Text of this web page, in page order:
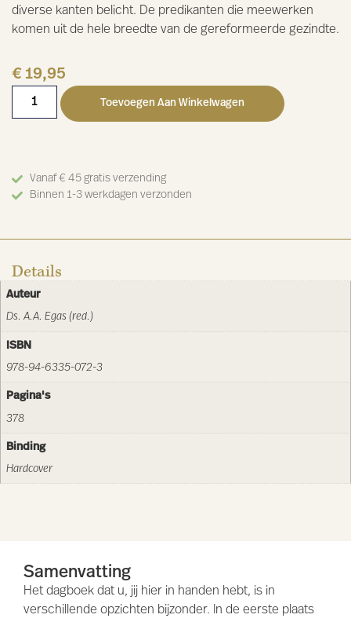
diverse kanten belicht. De predikanten die meewerken
komen uit de hele breedte van de gereformeerde gezindte.
€ 19,95
Toevoegen Aan Winkelwagen
Vanaf € 45 gratis verzending
Binnen 1-3 werkdagen verzonden
Details
Auteur
Ds. A.A. Egas (red.)
ISBN
978-94-6335-072-3
Pagina's
378
Binding
Hardcover
Samenvatting
Het dagboek dat u, jij hier in handen hebt, is in
verschillende opzichten bijzonder. In de eerste plaats